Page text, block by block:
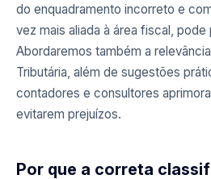
do enquadramento incorreto e
vez mais aliada à área fiscal, pode
Abordaremos também a
Tributária, além de sugestões
contadores e consultores
evitarem prejuízos.
Por que a correta